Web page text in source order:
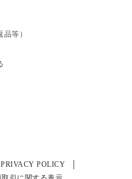
等）
PRIVACY POLICY